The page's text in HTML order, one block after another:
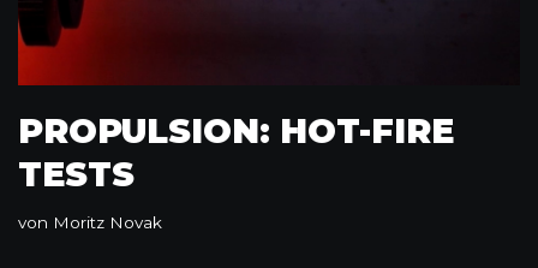
PROPULSION: HOT-FIRE
TESTS
von Moritz Novak